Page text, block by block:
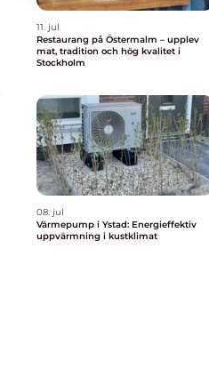
11. jul
Restaurang på Östermalm – upplev
mat, tradition och hög kvalitet i
Stockholm
08. jul
Värmepump i Ystad: Energieffektiv
uppvärmning i kustklimat